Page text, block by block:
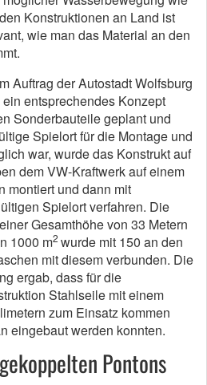
Konstruktionen an Land ist
wie man das Material an den
Auftrag der Autostadt Wolfsburg
entsprechendes Konzept
Sonderbauteile geplant und
Spielort für die Montage und
war, wurde das Konstrukt auf
dem VW-Kraftwerk auf einem
montiert und dann mit
Spielort verfahren. Die
Gesamthöhe von 33 Metern
1000 m2 wurde mit 150 an den
mit diesem verbunden. Die
ergab, dass für die
Stahlseile mit einem
zum Einsatz kommen
eingebaut werden konnten.
Pontons